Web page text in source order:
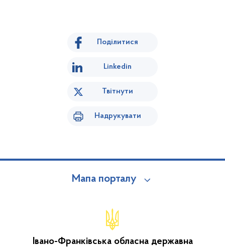
Поділитися
Linkedin
Твітнути
Надрукувати
Мапа порталу
Івано-Франківська обласна державна